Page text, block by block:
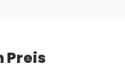
Preis